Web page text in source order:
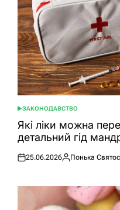
ОПУБЛІКУВАТИ
У
ЗАКОНОДАВСТВО
Які ліки можна
детальний гід
Оприлюднено
25.06.2026
Опубліковано
Понька